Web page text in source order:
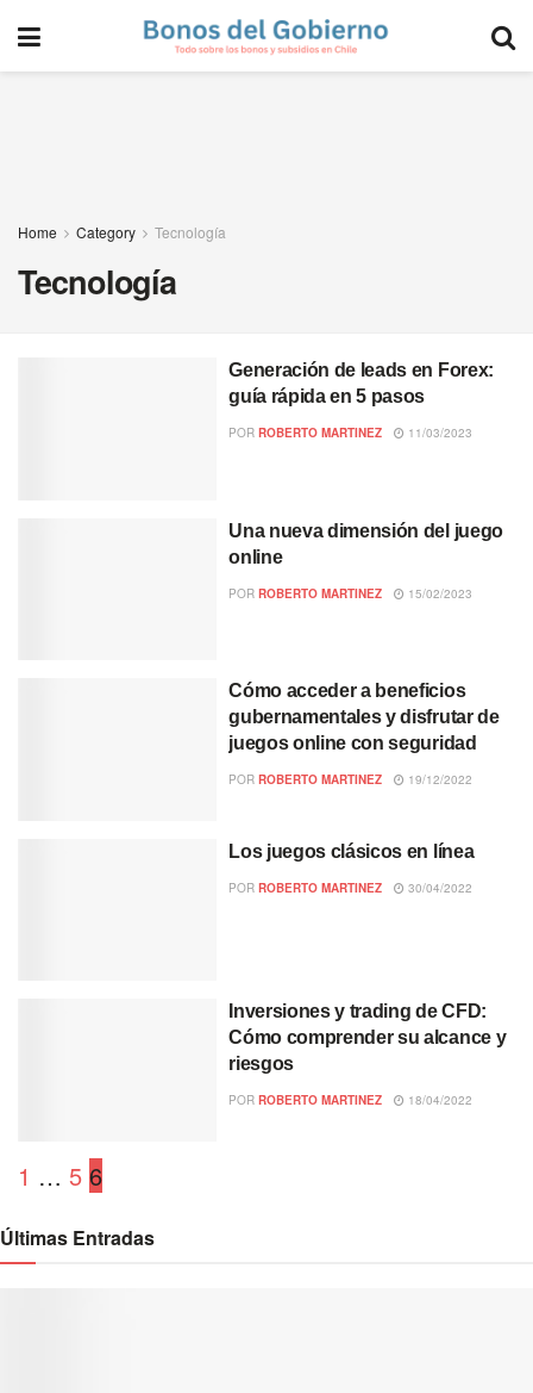
Home Category Tecnología
Tecnología
Generación de leads en Forex:
guía rápida en 5 pasos
PORROBERTO MARTINEZ 11/03/2023
Una nueva dimensión del juego
online
PORROBERTO MARTINEZ 15/02/2023
Cómo acceder a beneficios
gubernamentales y disfrutar de
juegos online con seguridad
PORROBERTO MARTINEZ 19/12/2022
Los juegos clásicos en línea
PORROBERTO MARTINEZ 30/04/2022
Inversiones y trading de CFD:
Cómo comprender su alcance y
riesgos
PORROBERTO MARTINEZ 18/04/2022
1 … 5 6
Últimas Entradas